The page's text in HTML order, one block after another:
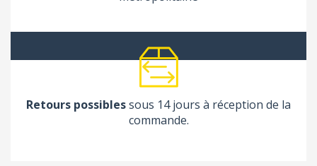
Retours possiblessous 14 jours à réception de la
commande.